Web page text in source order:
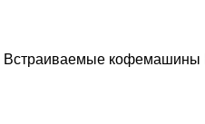
Встраиваемые кофемашины